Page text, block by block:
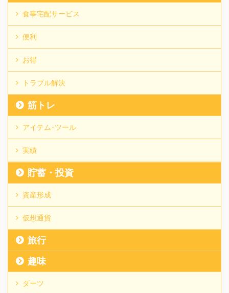
食事宅配サービス
便利
お得
トラブル解決
筋トレ
アイテム･ツール
実績
貯蓄・投資
資産形成
仮想通貨
旅行
趣味
ダーツ